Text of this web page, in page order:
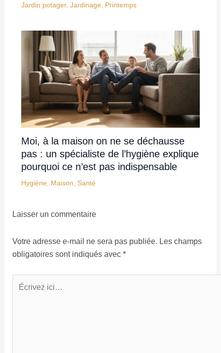
Jardin potager, Jardinage Printemps
Moi, à la maison on ne se déchausse
pas : un spécialiste de l’hygiène explique
pourquoi ce n’est pas indispensable
Hygiène, Maison, Santé
Laisser un commentaire
Votre adresse e-mail ne sera pas publiée. Les champs
obligatoires sont indiqués avec *